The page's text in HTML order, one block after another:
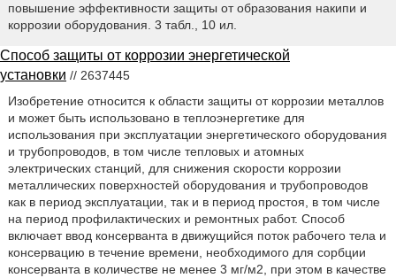
повышение эффективности защиты от образования накипи и
коррозии оборудования. 3 табл., 10 ил.
Способ защиты от коррозии энергетической
установки // 2637445
Изобретение относится к области защиты от коррозии металлов
и может быть использовано в теплоэнергетике для
использования при эксплуатации энергетического оборудования
и трубопроводов, в том числе тепловых и атомных
электрических станций, для снижения скорости коррозии
металлических поверхностей оборудования и трубопроводов
как в период эксплуатации, так и в период простоя, в том числе
на период профилактических и ремонтных работ. Способ
включает ввод консерванта в движущийся поток рабочего тела и
консервацию в течение времени, необходимого для сорбции
консерванта в количестве не менее 3 мг/м2, при этом в качестве